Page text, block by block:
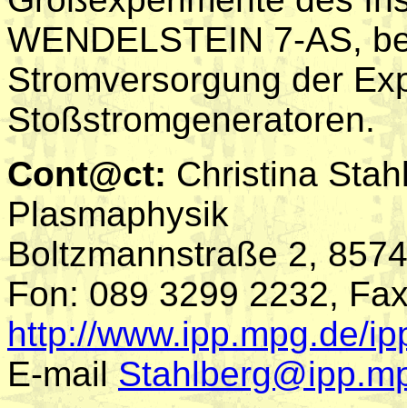
WENDELSTEIN 7-AS,
Stromversorgung der
Stoßstromgeneratoren.
Cont@ct: Christina
Plasmaphysik
Boltzmannstraße 2,
Fon: 089 3299 2232,
http://www.ipp.mpg.de/
E-mail